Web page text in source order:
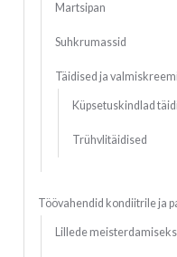
Martsipan
Suhkrumassid
Täidised ja
Küpsetuskindlad
Trühvlitäidised
Töövahendid kondiitrile ja
Lillede meisterdamiseks